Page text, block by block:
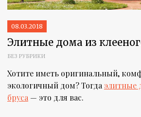
08.03.2018
Элитные дома из
БЕЗ РУБРИКИ
Хотите иметь оригинальный,
экологичный дом? Тогда элитные
бруса — это для вас.